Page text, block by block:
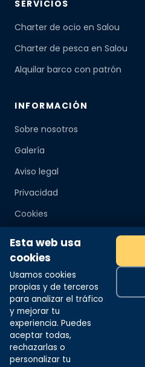
SERVICIOS
Charter de ocio en Salou
Charter de pesca en Salou
Alquilar barco con patrón
INFORMACIÓN
Sobre nosotros
Galería
Aviso legal
Privacidad
Cookies
CONTACTO
📍 Puerto Deportivo de Salou
📞 +34 614 91 77 78
✉️ info@rumbosalou.com
Esta web usa
cookies
Usamos cookies
propias y de terceros
para analizar el tráfico
y mejorar tu
experiencia. Puedes
aceptar todas,
rechazarlas o
personalizar tu